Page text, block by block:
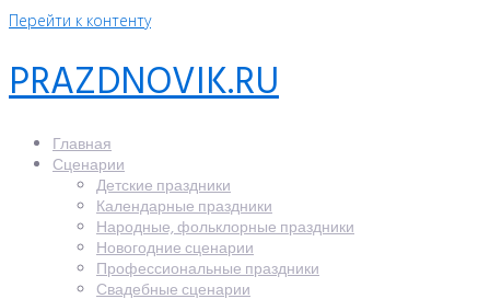
Перейти к контенту
PRAZDNOVIK.RU
Главная
Сценарии
Детские праздники
Календарные праздники
Народные, фольклорные праздники
Новогодние сценарии
Профессиональные праздники
Свадебные сценарии